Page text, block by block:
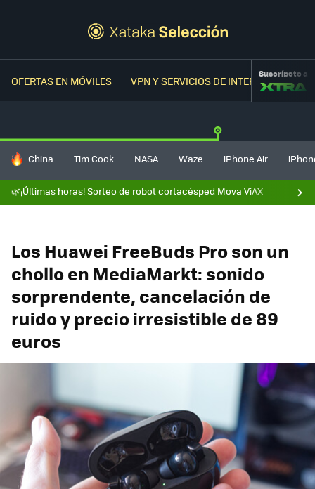
OFERTAS EN MÓVILES VPN Y SERVICIOS DE INTERNETSuscríbete a
HOY SE HABLA DE
China Tim Cook NASA Waze iPhone Air
🌿¡Últimas horas! Sorteo de robot cortacésped Mova ViAX
Los Huawei FreeBuds Pro son un
chollo en MediaMarkt: sonido
sorprendente, cancelación de
ruido y precio irresistible de 89
euros